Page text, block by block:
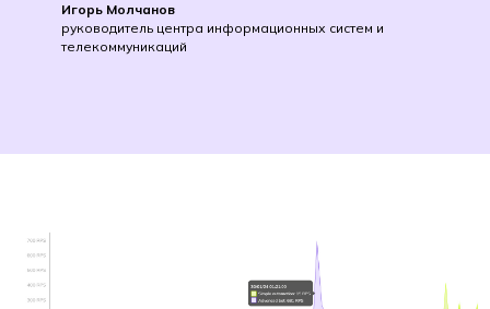
Игорь Молчанов
руководитель центра информационных систем и
телекоммуникаций